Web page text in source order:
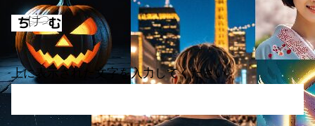
上に表示された文字を入力してください。